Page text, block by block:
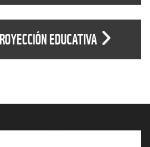
EDUCATIVA